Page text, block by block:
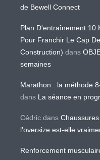
de Bewell Connect
Plan D'entraînement 10
Pour Franchir Le Cap
Construction) dans
semaines
Marathon : la méthode
dans La séance en
Cédric dans
l’oversize est-elle
Renforcement